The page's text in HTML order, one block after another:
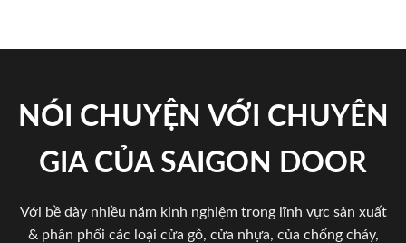
NÓI CHUYỆN VỚI CHUYÊN
GIA CỦA SAIGON DOOR
Với bề dày nhiều năm kinh nghiệm trong lĩnh vực sản xuất
& phân phối các loại cửa gỗ, cửa nhựa, của chống cháy,